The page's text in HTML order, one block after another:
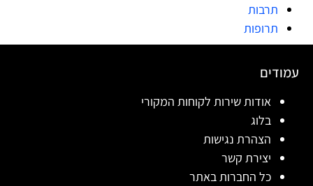
תרבות
תרופות
עמודים
אודות שירות לקוחות המקורי
בלוג
הצהרת נגישות
יצירת קשר
כל החברות באתר